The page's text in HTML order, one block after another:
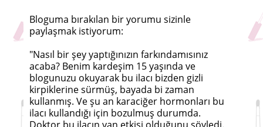
Bloguma bırakılan bir yorumu sizinle
paylaşmak istiyorum:
"Nasıl bir şey yaptığınızın farkındamısınız
acaba? Benim kardeşim 15 yaşında ve
blogunuzu okuyarak bu ilacı bizden gizli
kirpiklerine sürmüş, bayada bi zaman
kullanmış. Ve şu an karaciğer hormonları bu
ilacı kullandığı için bozulmuş durumda.
Doktor bu ilacın yan etkisi olduğunu söyledi.